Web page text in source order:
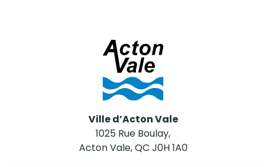
Ville d’Acton Vale
1025 Rue Boulay,
Acton Vale, QC J0H 1A0